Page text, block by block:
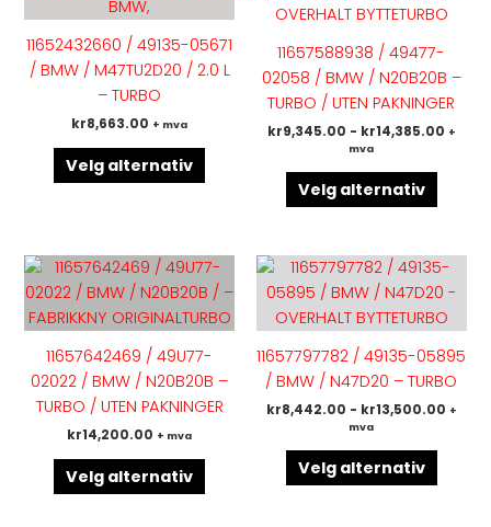
11652432660 / 49135-05671
/ BMW / M47TU2D20 / 2.0 L
– TURBO
kr8,663.00 + mva
Velg alternativ
flere
varianter.
Alternativene
produktsiden
11657588938 / 49477-
02058 / BMW / N20B20B –
TURBO / UTEN PAKNINGER
kr9,345.00 - kr14,385.00 +
mva
Velg alternativ
har
kan
velges
11657642469 / 49U77-
02022 / BMW / N20B20B –
TURBO / UTEN PAKNINGER
kr14,200.00 + mva
Velg alternativ
Dette
produktet
har
varianter.
Alternativene
kan
produktsiden
11657797782 / 49135-05895
/ BMW / N47D20 – TURBO
kr8,442.00 - kr13,500.00 +
mva
Velg alternativ
Dette
har
kan